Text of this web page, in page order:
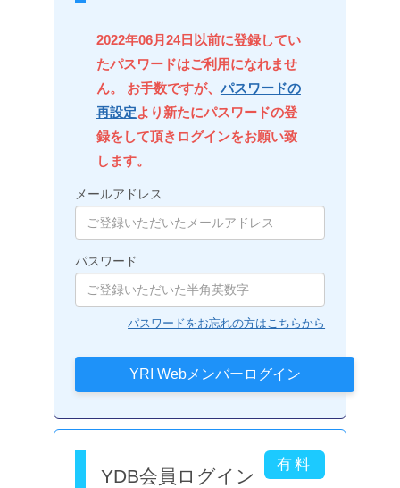
2022年06月24日以前に登録してい
たパスワードはご利用になれませ
ん。 お手数ですが、 パスワードの
再設定より新たにパスワードの登
録をして頂きログインをお願い致
します。
メールアドレス
パスワード
パスワードをお忘れの方はこちらから
YDB会員ログイン